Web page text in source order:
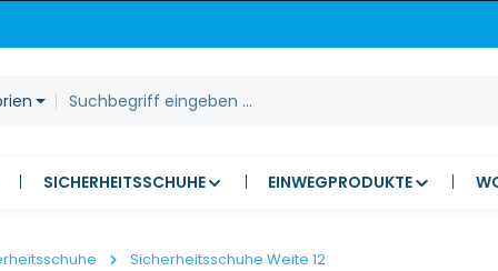
SICHERHEITSSCHUHE EINWEGPRODUKTE
Sicherheitsschuhe Weite 12